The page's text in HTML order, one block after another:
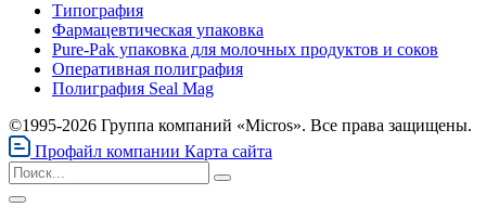
Типография
Фармацевтическая упаковка
Pure-Pak упаковка для молочных продуктов и соков
Оперативная полиграфия
Полиграфия Seal Mag
©1995-2026 Группа компаний «Micros». Все права защищены.
Профайл компании Карта сайта